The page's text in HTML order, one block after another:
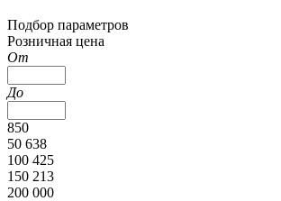
Подбор параметров
Розничная цена
От
До
850
50 638
100 425
150 213
200 000